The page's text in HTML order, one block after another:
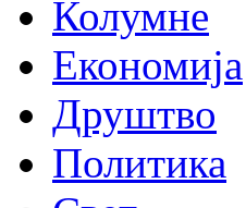
Колумне
Економија
Друштво
Политика